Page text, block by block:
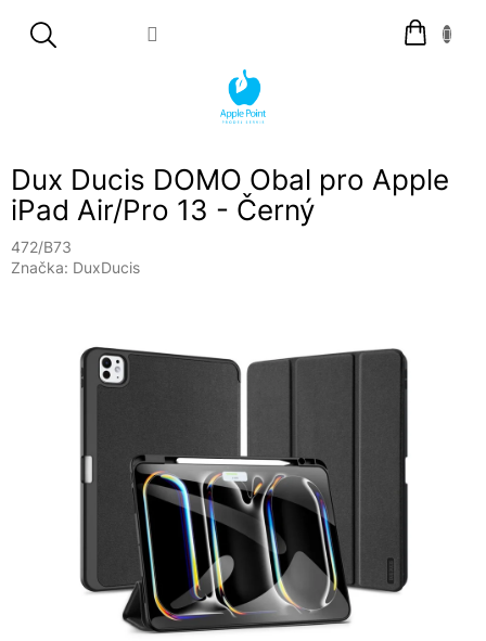
Nákupní
košík
Dux Ducis DOMO Obal pro Apple
iPad Air/Pro 13 - Černý
472/B73
Značka: DuxDucis